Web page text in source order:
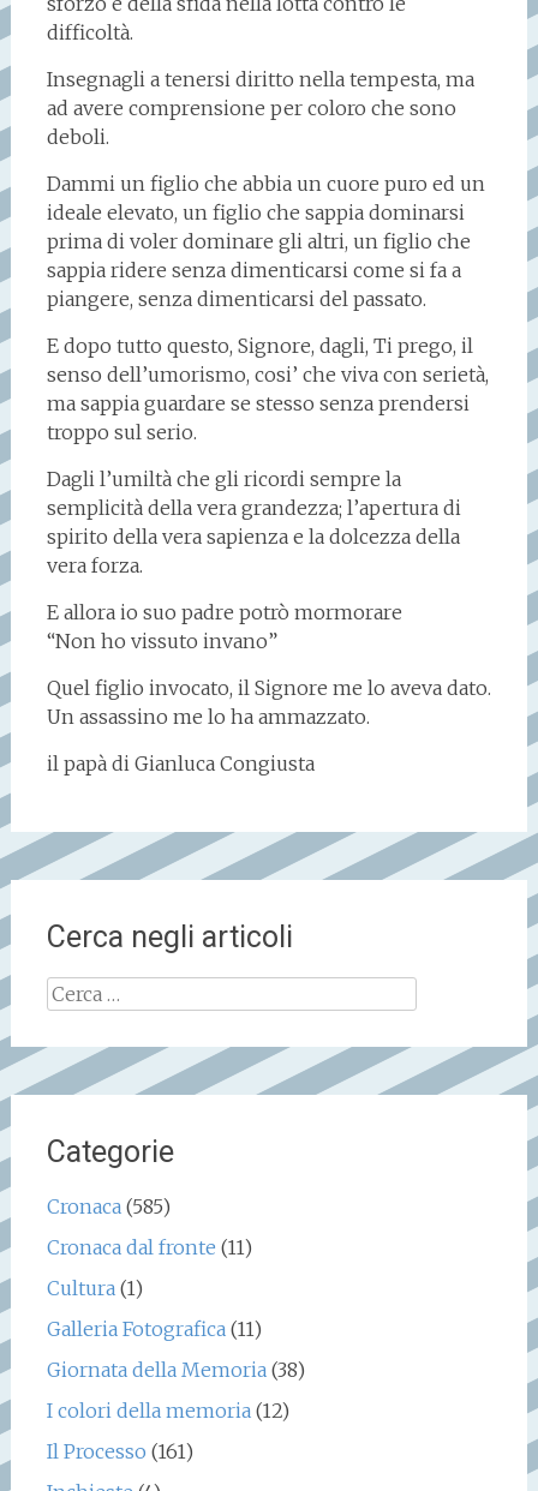
difficoltà.
Insegnagli a tenersi diritto nella tempesta, ma
ad avere comprensione per coloro che sono
deboli.
Dammi un figlio che abbia un cuore puro ed un
ideale elevato, un figlio che sappia dominarsi
prima di voler dominare gli altri, un figlio che
sappia ridere senza dimenticarsi come si fa a
piangere, senza dimenticarsi del passato.
E dopo tutto questo, Signore, dagli, Ti prego, il
senso dell’umorismo, cosi’ che viva con serietà,
ma sappia guardare se stesso senza prendersi
troppo sul serio.
Dagli l’umiltà che gli ricordi sempre la
semplicità della vera grandezza; l’apertura di
spirito della vera sapienza e la dolcezza della
vera forza.
E allora io suo padre potrò mormorare
“Non ho vissuto invano”
Quel figlio invocato, il Signore me lo aveva dato.
Un assassino me lo ha ammazzato.
il papà di Gianluca Congiusta
Cerca negli articoli
Ricerca
Categorie
Cronaca(585)
Cronaca dal fronte (11)
Cultura(1)
Galleria Fotografica(11)
Giornata della Memoria(38)
I colori della memoria(12)
Il Processo (161)